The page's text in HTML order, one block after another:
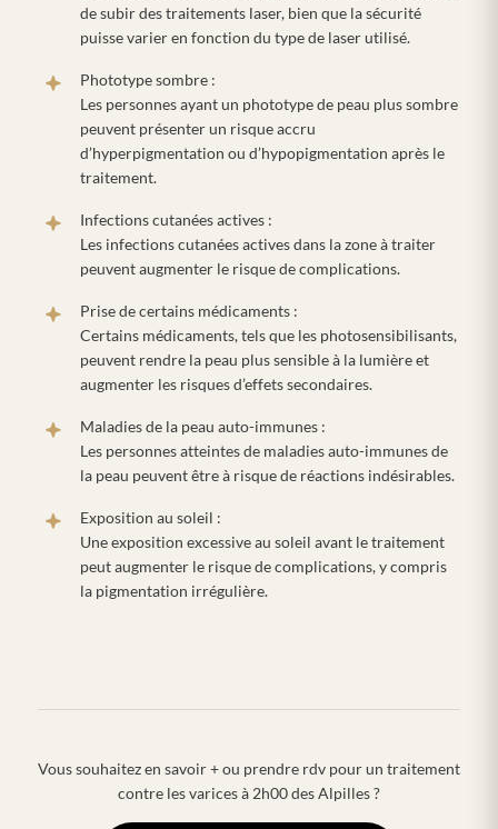
de subir des traitements laser, bien que la sécurité
puisse varier en fonction du type de laser utilisé.
Phototype sombre :
Les personnes ayant un phototype de peau plus sombre
peuvent présenter un risque accru
d’hyperpigmentation ou d’hypopigmentation après le
traitement.
Infections cutanées actives :
Les infections cutanées actives dans la zone à traiter
peuvent augmenter le risque de complications.
Prise de certains médicaments :
Certains médicaments, tels que les photosensibilisants,
peuvent rendre la peau plus sensible à la lumière et
augmenter les risques d’effets secondaires.
Maladies de la peau auto-immunes :
Les personnes atteintes de maladies auto-immunes de
la peau peuvent être à risque de réactions indésirables.
Exposition au soleil :
Une exposition excessive au soleil avant le traitement
peut augmenter le risque de complications, y compris
la pigmentation irrégulière.
Vous souhaitez en savoir + ou prendre rdv pour un traitement
contre les varices à 2h00 des Alpilles ?